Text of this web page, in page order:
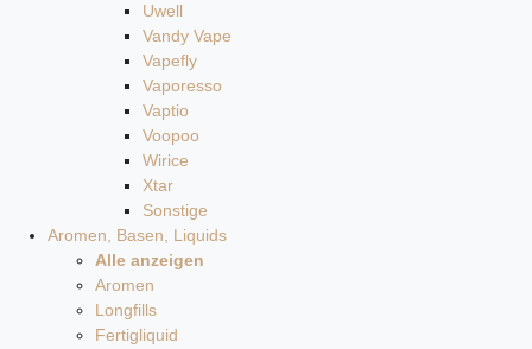
Uwell
Vandy Vape
Vapefly
Vaporesso
Vaptio
Voopoo
Wirice
Xtar
Sonstige
Aromen, Basen, Liquids
Alle anzeigen
Aromen
Longfills
Fertigliquid